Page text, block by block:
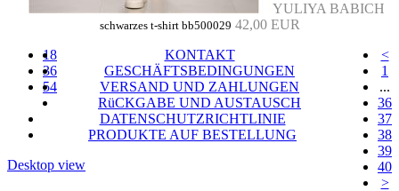
YULIYA BABICH
schwarzes t-shirt bb500029 42,00 EUR
18
36
54
<
1
...
36
37
38
39
40
>
KONTAKT
GESCHÄFTSBEDINGUNGEN
VERSAND UND ZAHLUNGEN
RüCKGABE UND AUSTAUSCH
DATENSCHUTZRICHTLINIE
PRODUKTE AUF BESTELLUNG
Desktop view